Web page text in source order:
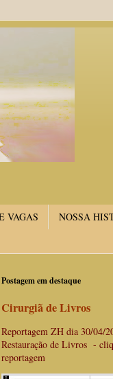
VAGAS
NOSSA
Postagem em destaque
Cirurgiã de Livros
Reportagem ZH dia 30/04/
Restauração de Livros -
reportagem